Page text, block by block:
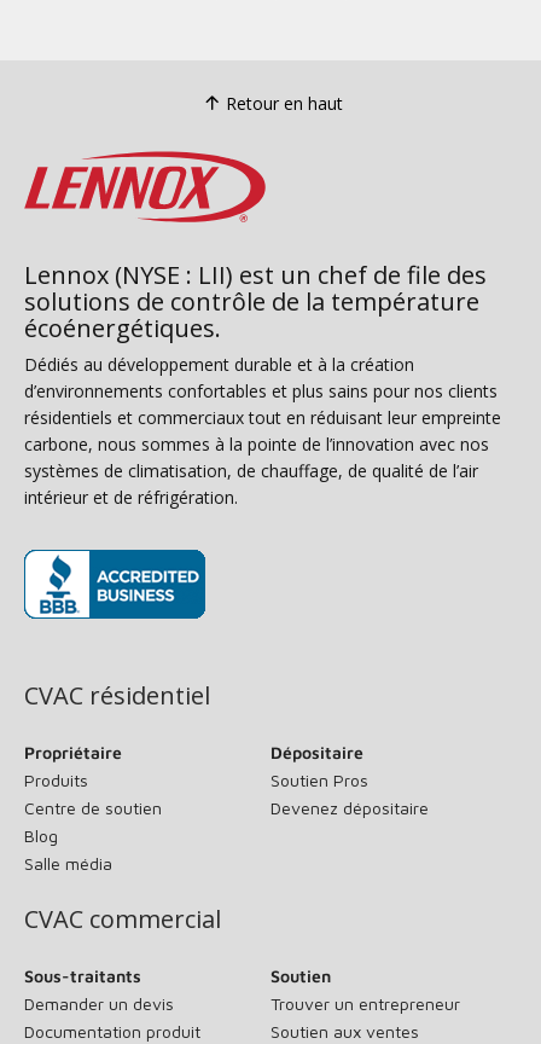
Retour en haut
Lennox (NYSE : LII) est un chef de file des
solutions de contrôle de la température
écoénergétiques.
Dédiés au développement durable et à la création
d’environnements confortables et plus sains pour nos clients
résidentiels et commerciaux tout en réduisant leur empreinte
carbone, nous sommes à la pointe de l’innovation avec nos
systèmes de climatisation, de chauffage, de qualité de l’air
intérieur et de réfrigération.
CVAC résidentiel
Propriétaire
Produits
Centre de soutien
Blog
Salle média
Dépositaire
Soutien Pros
Devenez dépositaire
CVAC commercial
Sous-traitants
Demander un devis
Documentation produit
Soutien
Trouver un entrepreneur
Soutien aux ventes